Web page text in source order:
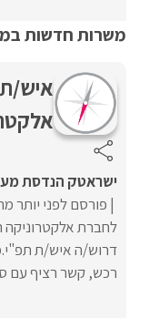
משרות חדשות
איש/
ישראטק הנדסת
פורסם לפני יותר
לחברת אלקטרוניקה
דרוש/ה איש/ת
רכש, קשר רציף עם